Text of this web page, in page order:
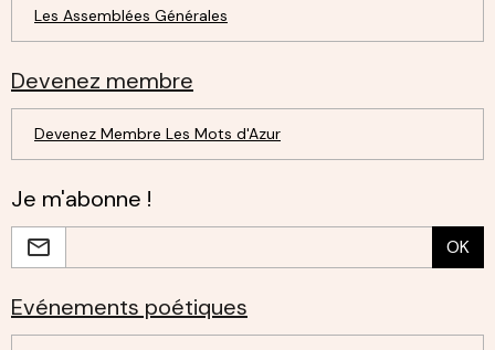
Les Assemblées Générales
Devenez membre
Devenez Membre Les Mots d'Azur
Je m'abonne !
OK
Evénements poétiques